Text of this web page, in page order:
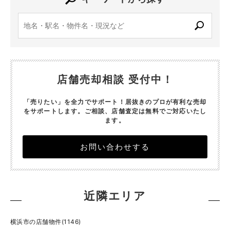
店舗売却相談 受付中！
「売りたい」を全力でサポート！居抜きのプロが有利な売却
をサポートします。 ご相談、店舗査定は無料でご対応いたし
ます。
お問い合わせする
近隣エリア
横浜市の店舗物件(1146)